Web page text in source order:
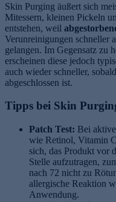
Skin Purging äußert sich
Mitessern, kleinen Pickeln
entstehen, weil
Verunreinigungen schneller
gelangen. Im Gegensatz zu
erscheinen diese jedoch
auch wieder schneller,
abgeschlossen ist.
Tipps bei Skin
Patch Test: Bei
wie Retinol, Vitamin
sich, das Produkt vor
Stelle aufzutragen,
nach 72 nicht zu
allergische Reaktion
Anwendung.